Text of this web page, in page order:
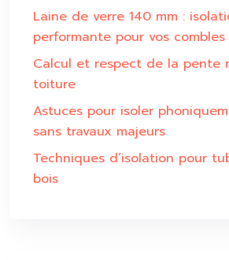
Laine de verre 140 mm :
performante pour vos combles
Calcul et respect de la pente
toiture
Astuces pour isoler
sans travaux majeurs
Techniques d’isolation pour
bois